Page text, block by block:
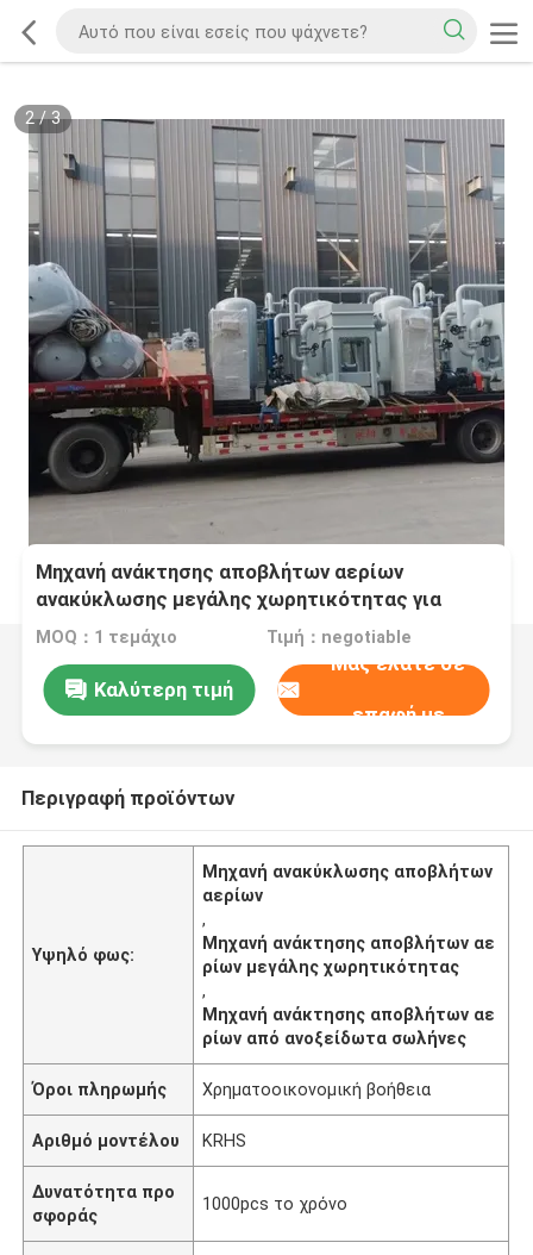
2/3
Μηχανή ανάκτησης αποβλήτων αερίων
ανακύκλωσης μεγάλης χωρητικότητας για
σωλήνα από ανοξείδωτο χάλυβα
MOQ：1 τεμάχιο Τιμή：negotiable
Καλύτερη τιμή
Μας ελάτε σε
επαφή με
Περιγραφή προϊόντων
Υψηλό φως:
Μηχανή ανακύκλωσης αποβλήτων
αερίων
,
Μηχανή ανάκτησης αποβλήτων αε
ρίων μεγάλης χωρητικότητας
,
Μηχανή ανάκτησης αποβλήτων αε
ρίων από ανοξείδωτα σωλήνες
Όροι πληρωμής Χρηματοοικονομική βοήθεια
Αριθμό μοντέλου KRHS
Δυνατότητα προ
σφοράς
1000pcs το χρόνο